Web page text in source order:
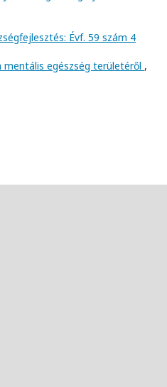
Évf. 59 szám 4
mentális egészség területéről ,